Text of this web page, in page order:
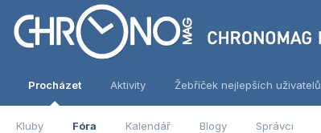
Procházet
Kluby Fóra Kalendář Blogy Správci
Aktivity Žebříček nejlepších uživatelů